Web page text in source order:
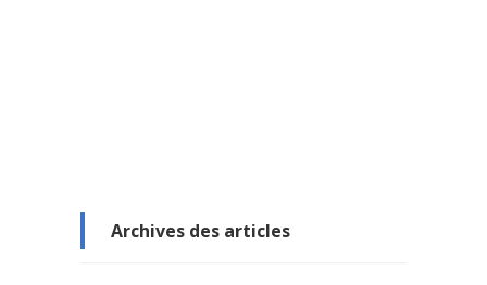
Archives des articles